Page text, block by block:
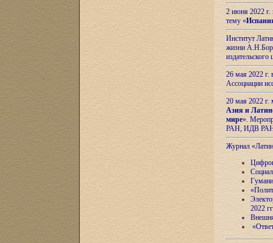
2 июня 2022 г.
тему «
Институт
жизни
26 мая 2022
Ассоциации
20 мая 2022
Азия и
мире».
РАН, ИДВ
Журнал
2022